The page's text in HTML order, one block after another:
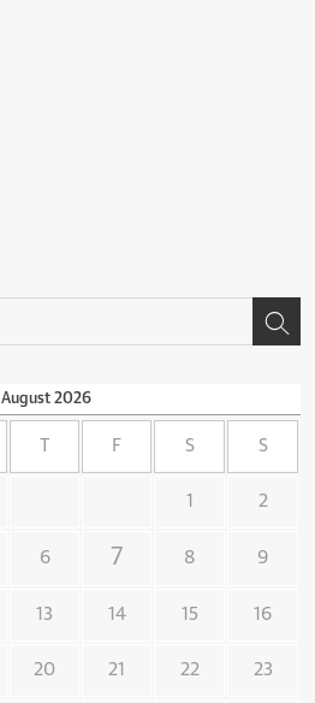
August 2026
F S S
1 2
6 7 8 9
13 14 15 16
20 21 22 23